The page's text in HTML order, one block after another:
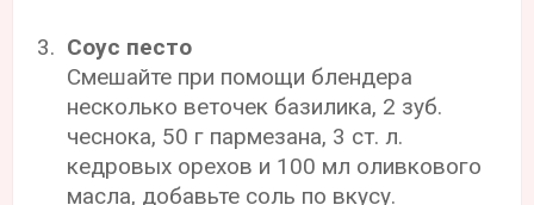
Соус песто
Смешайте при помощи блендера
несколько веточек базилика, 2 зуб.
чеснока, 50 г пармезана, 3 ст. л.
кедровых орехов и 100 мл оливкового
масла, добавьте соль по вкусу.